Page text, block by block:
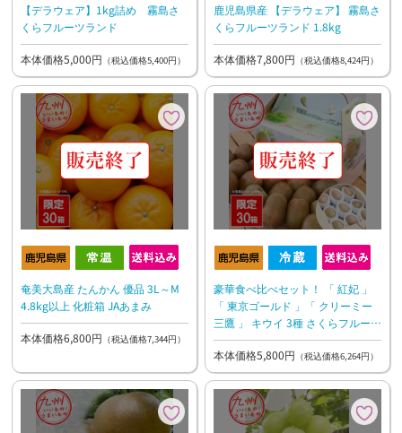
【デラウェア】1kg詰め 霧島さ
くらフルーツランド
本体価格5,000円 （税込価格5,400円）
鹿児島県産 【デラウェア】 霧島さ
くらフルーツランド 1.8kg
本体価格7,800円 （税込価格8,424円）
奄美大島産 たんかん 優品 3L～M
4.8kg以上 化粧箱 JAあまみ
本体価格6,800円 （税込価格7,344円）
豪華食べ比べセット！ 「 紅妃 」
「 東京ゴールド 」「 クリーミー
三鷹 」 キウイ 3種 さくらフルーツ
農園
本体価格5,800円 （税込価格6,264円）